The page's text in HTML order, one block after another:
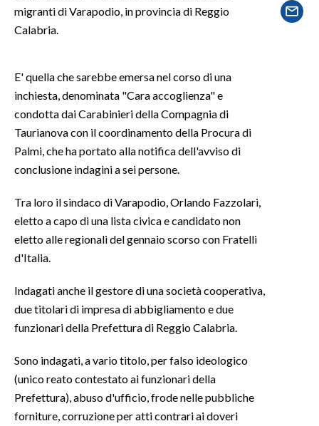
EVENTI
#CARAUNIONE
3 MINUTI CON
INFO AZIENDE
ABBONATI
ANNUNCI
NECROLOGI
PUBBLICITÀ
SPIAGGE
migranti di Varapodio, in provincia di Reggio
Calabria.
E' quella che sarebbe emersa nel corso di una
inchiesta, denominata "Cara accoglienza" e
condotta dai Carabinieri della Compagnia di
Taurianova con il coordinamento della Procura di
Palmi, che ha portato alla notifica dell'avviso di
conclusione indagini a sei persone.
Tra loro il sindaco di Varapodio, Orlando Fazzolari,
eletto a capo di una lista civica e candidato non
eletto alle regionali del gennaio scorso con Fratelli
d'Italia.
Indagati anche il gestore di una società cooperativa,
due titolari di impresa di abbigliamento e due
funzionari della Prefettura di Reggio Calabria.
Sono indagati, a vario titolo, per falso ideologico
(unico reato contestato ai funzionari della
Prefettura), abuso d'ufficio, frode nelle pubbliche
forniture, corruzione per atti contrari ai doveri